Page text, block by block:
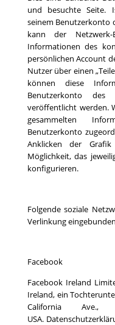
und besuchte Seite.
seinem Benutzerkonto
kann der Netzwerk-
Informationen des
persönlichen Account
Nutzer über einen
können diese
Benutzerkonto
veröffentlicht werden.
gesammelten
Benutzerkonto
Anklicken der
Möglichkeit, das
konfigurieren.
Folgende soziale
Verlinkung
Facebook
Facebook Ireland
Ireland, ein
California
USA.